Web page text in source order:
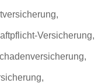
Versicherung,